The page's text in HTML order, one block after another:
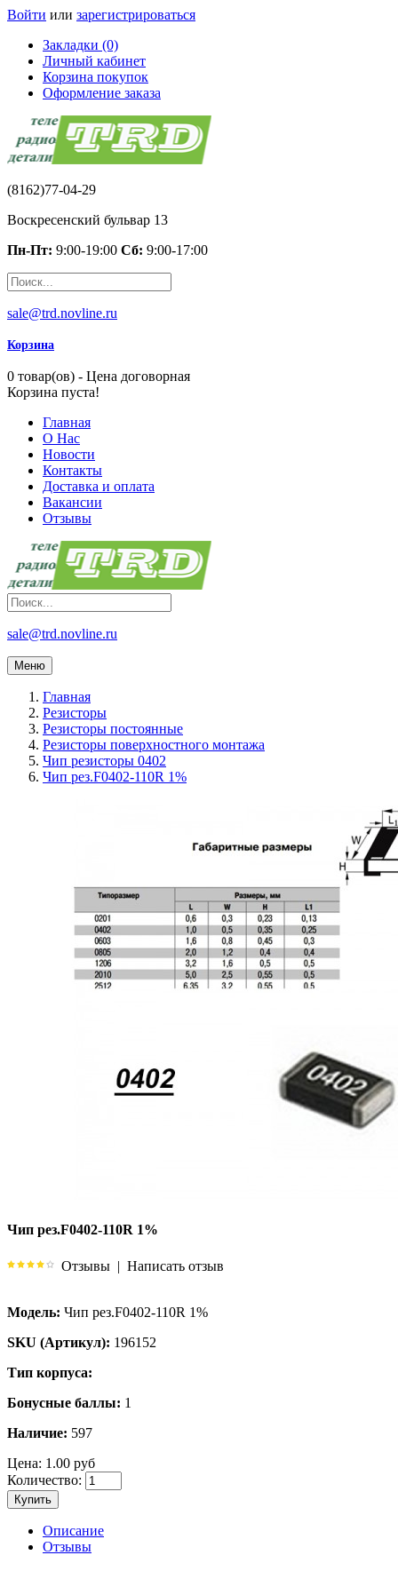
Войти или зарегистрироваться
Закладки (0)
Личный кабинет
Корзина покупок
Оформление заказа
(8162)77-04-29
Воскресенский бульвар 13
Пн-Пт: 9:00-19:00 Сб: 9:00-17:00
sale@trd.novline.ru
Корзина
0 товар(ов) - Цена договорная
Корзина пуста!
Главная
О Нас
Новости
Контакты
Доставка и оплата
Вакансии
Отзывы
sale@trd.novline.ru
Меню
Главная
Резисторы
Резисторы постоянные
Резисторы поверхностного монтажа
Чип резисторы 0402
Чип рез.F0402-110R 1%
Чип рез.F0402-110R 1%
Отзывы | Написать отзыв
Модель: Чип рез.F0402-110R 1%
SKU (Артикул): 196152
Тип корпуса:
Бонусные баллы: 1
Наличие: 597
Цена: 1.00 руб
Количество:
Купить
Описание
Отзывы